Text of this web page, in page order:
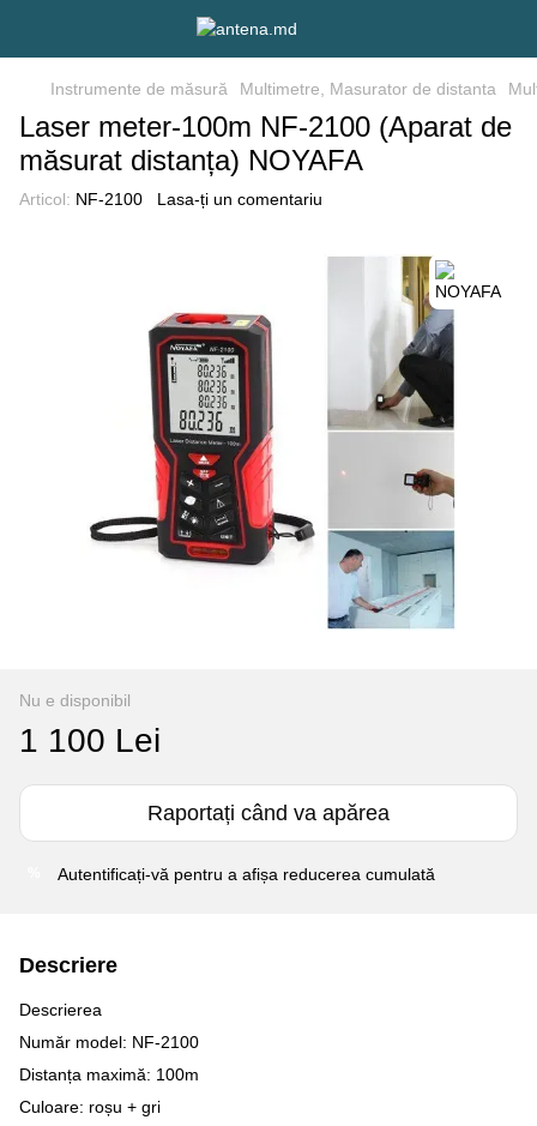
Instrumente de măsură Multimetre, Masurator de distanta
Laser meter-100m NF-2100 (Aparat de
măsurat distanța) NOYAFA
Articol: NF-2100 Lasa-ți un comentariu
Nu e disponibil
1 100 Lei
Raportați când va apărea
Autentificați-vă pentru a afișa reducerea cumulată
Descriere
Descrierea
Număr model: NF-2100
Distanța maximă: 100m
Culoare: roșu + gri